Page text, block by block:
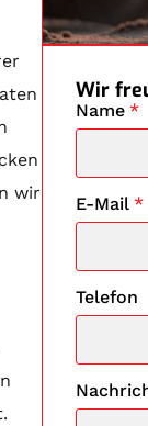
wir
Wir
Name *
E-Mail *
Telefon